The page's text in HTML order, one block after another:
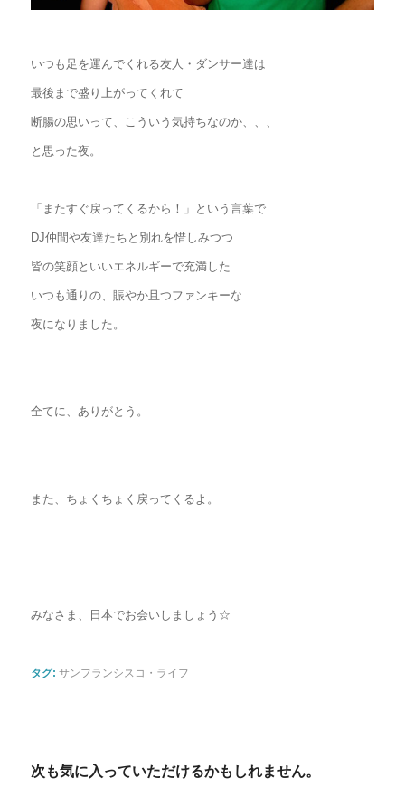
いつも足を運んでくれる友人・ダンサー達は
最後まで盛り上がってくれて
断腸の思いって、こういう気持ちなのか、、、
と思った夜。
「またすぐ戻ってくるから！」という言葉で
DJ仲間や友達たちと別れを惜しみつつ
皆の笑顔といいエネルギーで充満した
いつも通りの、賑やか且つファンキーな
夜になりました。
全てに、ありがとう。
また、ちょくちょく戻ってくるよ。
みなさま、日本でお会いしましょう☆
タグ: サンフランシスコ・ライフ
次も気に入っていただけるかもしれません。